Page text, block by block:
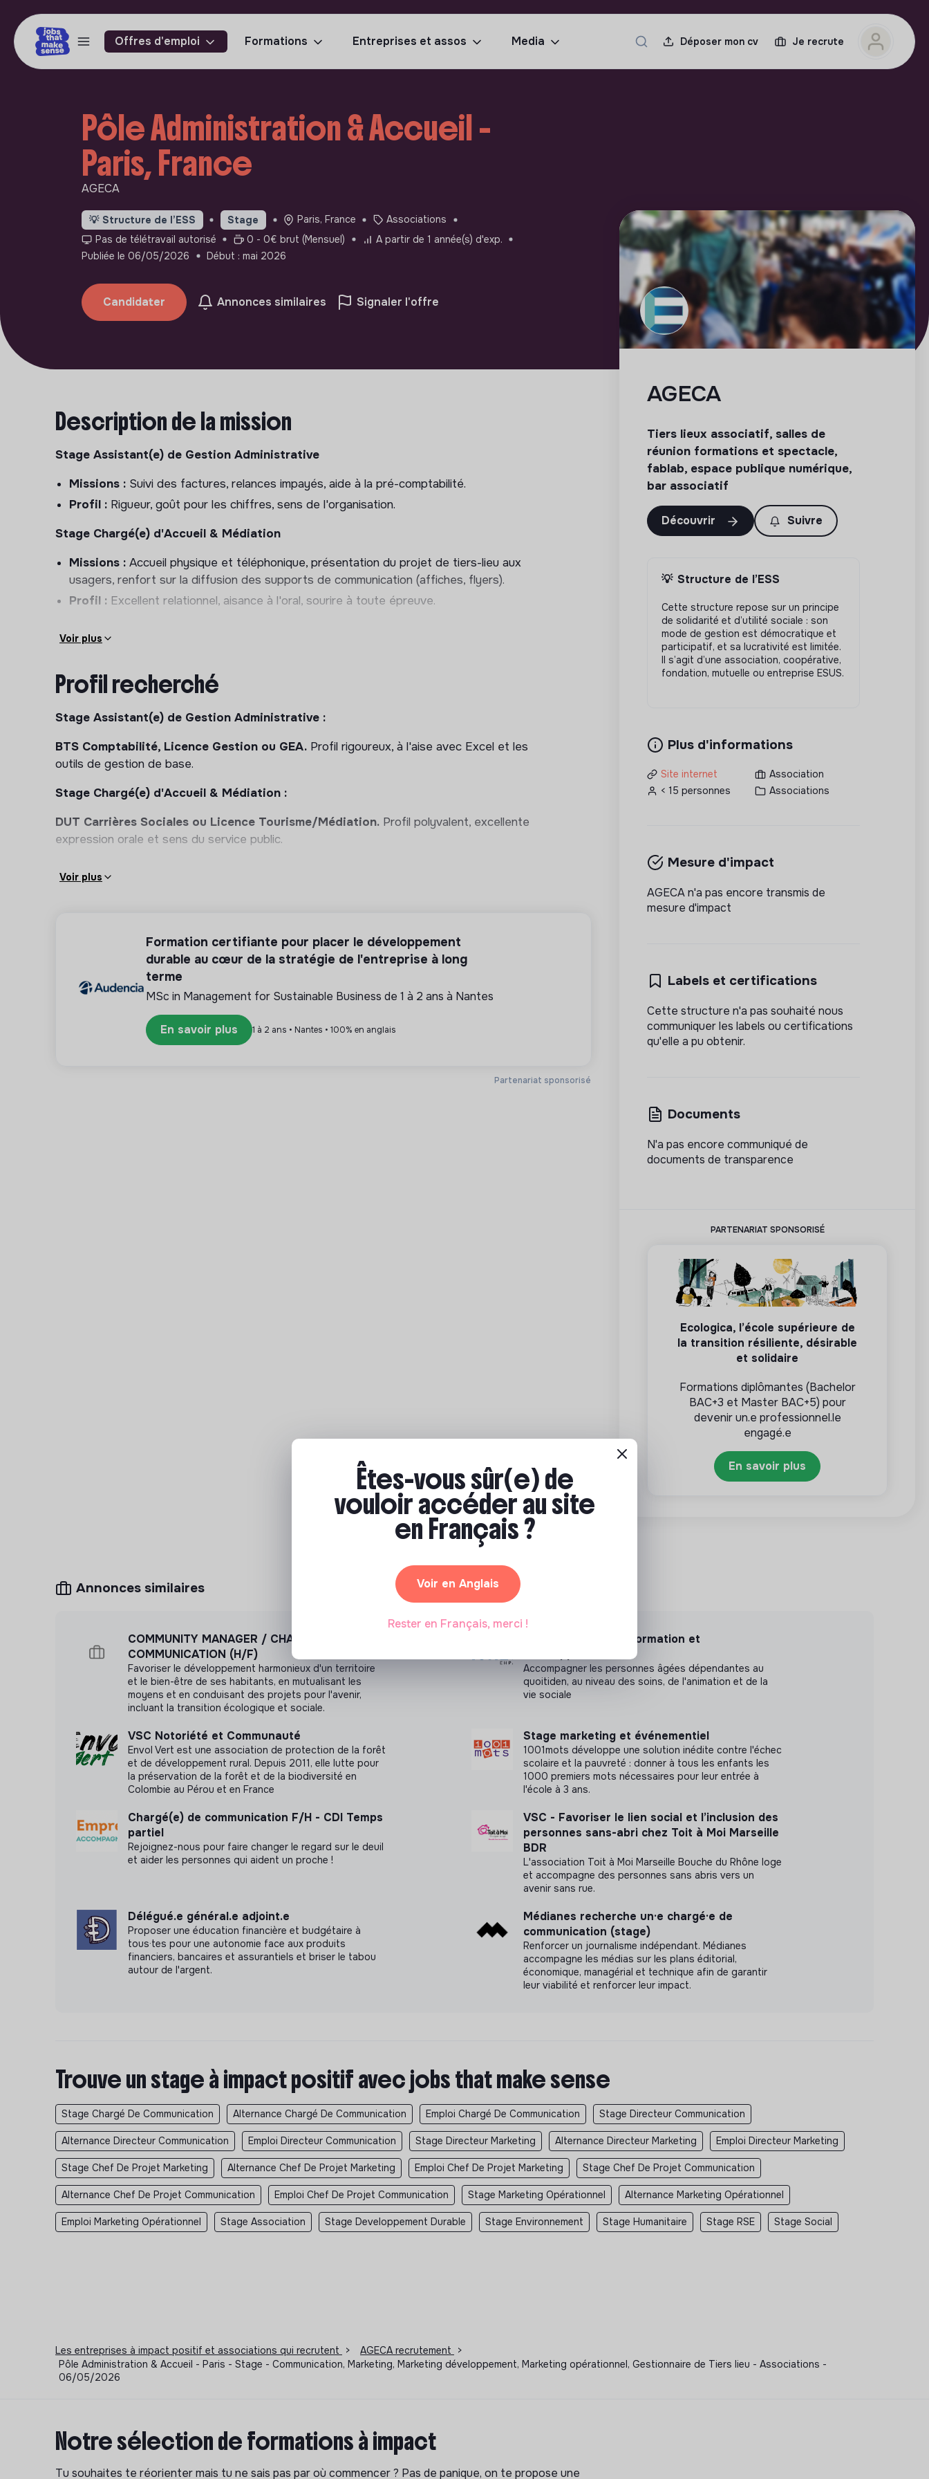
Offres d'emploi Formations Entreprises et assos Media Déposer mon cv Je recrute
Pôle Administration & Accueil -
Paris, France
AGECA
💡 Structure de l’ESS Stage Paris, France
Associations
Pas de télétravail autorisé
0 - 0€ brut (Mensuel)
A partir de 1 année(s) d'exp.
Publiée le 06/05/2026
Début : mai 2026
Candidater Annonces similaires Signaler l'offre
Description de la mission
Stage Assistant(e) de Gestion Administrative
Missions : Suivi des factures, relances impayés, aide à la pré-comptabilité.
Profil : Rigueur, goût pour les chiffres, sens de l'organisation.
Stage Chargé(e) d'Accueil & Médiation
Missions : Accueil physique et téléphonique, présentation du projet de tiers-lieu aux
usagers, renfort sur la diffusion des supports de communication (affiches, flyers).
Profil : Excellent relationnel, aisance à l'oral, sourire à toute épreuve.
Voir plus
Profil recherché
Stage Assistant(e) de Gestion Administrative :
BTS Comptabilité, Licence Gestion ou GEA. Profil rigoureux, à l'aise avec Excel et les
outils de gestion de base.
Stage Chargé(e) d'Accueil & Médiation :
DUT Carrières Sociales ou Licence Tourisme/Médiation. Profil polyvalent, excellente
expression orale et sens du service public.
Voir plus
Partenariat sponsorisé
Formation certifiante pour placer le développement
durable au cœur de la stratégie de l'entreprise à long
terme
MSc in Management for Sustainable Business de 1 à 2 ans à Nantes
En savoir plus 1 à 2 ans • Nantes • 100% en anglais
AGECA
Tiers lieux associatif, salles de
réunion formations et spectacle,
fablab, espace publique numérique,
bar associatif
Découvrir Suivre
💡 Structure de l’ESS
Cette structure repose sur un principe
de solidarité et d’utilité sociale : son
mode de gestion est démocratique et
participatif, et sa lucrativité est limitée.
Il s’agit d’une association, coopérative,
fondation, mutuelle ou entreprise ESUS.
Plus d'informations
Site internet
Association
< 15 personnes
Associations
Mesure d'impact
AGECA n'a pas encore transmis de
mesure d'impact
Labels et certifications
Cette structure n'a pas souhaité nous
communiquer les labels ou certifications
qu'elle a pu obtenir.
Documents
N'a pas encore communiqué de
documents de transparence
PARTENARIAT SPONSORISÉ
Ecologica, l’école supérieure de
la transition résiliente, désirable
et solidaire
Formations diplômantes (Bachelor
BAC+3 et Master BAC+5) pour
devenir un.e professionnel.le
engagé.e
En savoir plus
Annonces similaires
COMMUNITY MANAGER / CHARGÉ.E DE
COMMUNICATION (H/F)
Favoriser le développement harmonieux d'un territoire
et le bien-être de ses habitants, en mutualisant les
moyens et en conduisant des projets pour l'avenir,
incluant la transition écologique et sociale.
Chargé(e) de transformation et
Accompagner les personnes âgées dépendantes au
quoitiden, au niveau des soins, de l'animation et de la
vie sociale
VSC Notoriété et Communauté
Envol Vert est une association de protection de la forêt
et de développement rural. Depuis 2011, elle lutte pour
la préservation de la forêt et de la biodiversité en
Colombie au Pérou et en France
Stage marketing et événementiel
1001mots développe une solution inédite contre l'échec
scolaire et la pauvreté : donner à tous les enfants les
1000 premiers mots nécessaires pour leur entrée à
l'école à 3 ans.
Chargé(e) de communication F/H - CDI Temps
partiel
Rejoignez-nous pour faire changer le regard sur le deuil
et aider les personnes qui aident un proche !
VSC - Favoriser le lien social et l’inclusion des
personnes sans-abri chez Toit à Moi Marseille
BDR
L'association Toit à Moi Marseille Bouche du Rhône loge
et accompagne des personnes sans abris vers un
avenir sans rue.
Délégué.e général.e adjoint.e
Proposer une éducation financière et budgétaire à
tous·tes pour une autonomie face aux produits
financiers, bancaires et assurantiels et briser le tabou
autour de l'argent.
Médianes recherche un·e chargé·e de
communication (stage)
Renforcer un journalisme indépendant. Médianes
accompagne les médias sur les plans éditorial,
économique, managérial et technique afin de garantir
leur viabilité et renforcer leur impact.
Trouve un stage à impact positif avec jobs that make sense
Stage Chargé De Communication Alternance Chargé De Communication Emploi Chargé De Communication Stage Directeur Communication
Alternance Directeur Communication Emploi Directeur Communication Stage Directeur Marketing Alternance Directeur Marketing Emploi Directeur Marketing
Stage Chef De Projet Marketing Alternance Chef De Projet Marketing Emploi Chef De Projet Marketing Stage Chef De Projet Communication
Alternance Chef De Projet Communication Emploi Chef De Projet Communication Stage Marketing Opérationnel Alternance Marketing Opérationnel
Emploi Marketing Opérationnel Stage Association Stage Developpement Durable Stage Environnement Stage Humanitaire Stage RSE Stage Social
Les entreprises à impact positif et associations qui recrutent > AGECA recrutement
>
Pôle Administration & Accueil - Paris - Stage - Communication, Marketing, Marketing développement, Marketing opérationnel, Gestionnaire de Tiers lieu - Associations -
06/05/2026
Notre sélection de formations à impact
Tu souhaites te réorienter mais tu ne sais pas par où commencer ? Pas de panique, on te propose une
Êtes-vous sûr(e) de
vouloir accéder au site
en Français ?
Voir en Anglais
Rester en Français, merci !